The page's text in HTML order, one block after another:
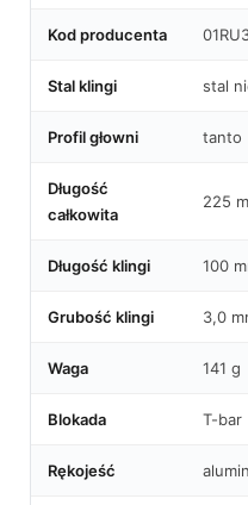
Kod producenta
Stal klingi stal
Profil głowni tanto
Długość
całkowita
225
Długość klingi 100
Grubość klingi 3,0
Waga 141 g
Blokada T-bar
Rękojeść